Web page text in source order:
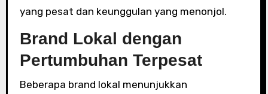
yang pesat dan keunggulan yang menonjol.
Brand Lokal dengan
Pertumbuhan Terpesat
Beberapa brand lokal menunjukkan